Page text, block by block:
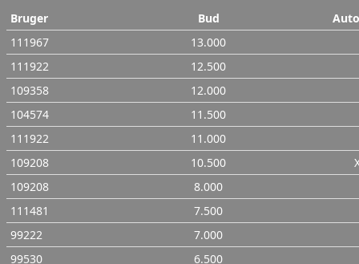
Bruger Bud
111967
13.000
111922
12.500
109358
12.000
104574
11.500
111922
11.000
109208
10.500
109208
8.000
111481
7.500
99222
7.000
99530
6.500